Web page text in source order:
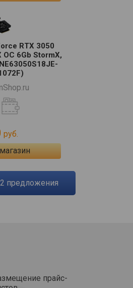
RTX 3050
OC 6Gb StormX,
руб.
2 предложения
прайс-